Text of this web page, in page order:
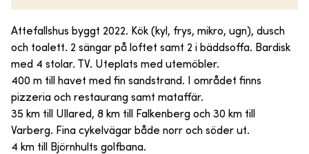
Attefallshus byggt 2022. Kök (kyl, frys, mikro, ugn), dusch
och toalett. 2 sängar på loftet samt 2 i bäddsoffa. Bardisk
med 4 stolar. TV. Uteplats med utemöbler.
400 m till havet med fin sandstrand. I området finns
pizzeria och restaurang samt mataffär.
35 km till Ullared, 8 km till Falkenberg och 30 km till
Varberg. Fina cykelvägar både norr och söder ut.
4 km till Björnhults golfbana.